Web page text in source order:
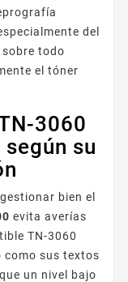
del
todo
el tóner
3060
su
bien el
evita averías
TN-3060
como sus textos
un nivel bajo